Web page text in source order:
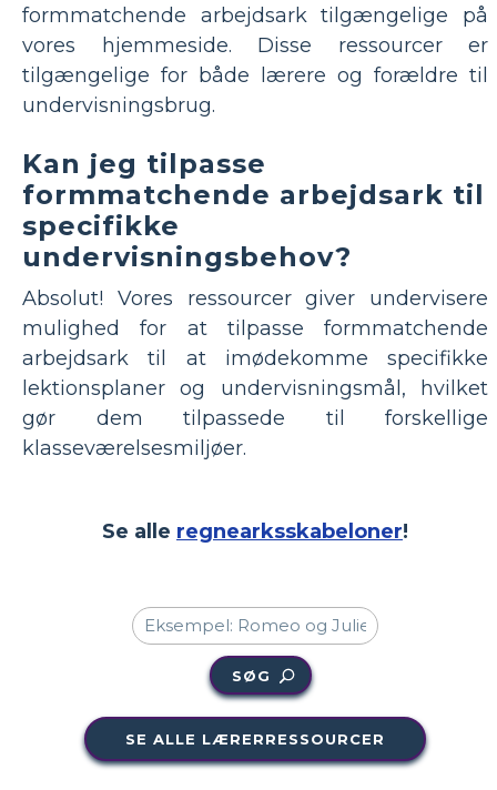
formmatchende arbejdsark tilgængelige på
vores hjemmeside. Disse ressourcer er
tilgængelige for både lærere og forældre til
undervisningsbrug.
Kan jeg tilpasse
formmatchende arbejdsark til
specifikke
undervisningsbehov?
Absolut! Vores ressourcer giver undervisere
mulighed for at tilpasse formmatchende
arbejdsark til at imødekomme specifikke
lektionsplaner og undervisningsmål, hvilket
gør dem tilpassede til forskellige
klasseværelsesmiljøer.
Se alle regnearksskabeloner!
SØG
SE ALLE LÆRERRESSOURCER